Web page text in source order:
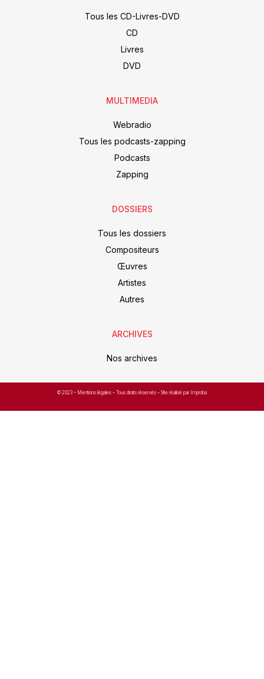
Tous les CD-Livres-DVD
CD
Livres
DVD
MULTIMEDIA
Webradio
Tous les podcasts-zapping
Podcasts
Zapping
DOSSIERS
Tous les dossiers
Compositeurs
Œuvres
Artistes
Autres
ARCHIVES
Nos archives
© 2023 – Mentions légales – Tous droits réservés – Site réalisé par Improba